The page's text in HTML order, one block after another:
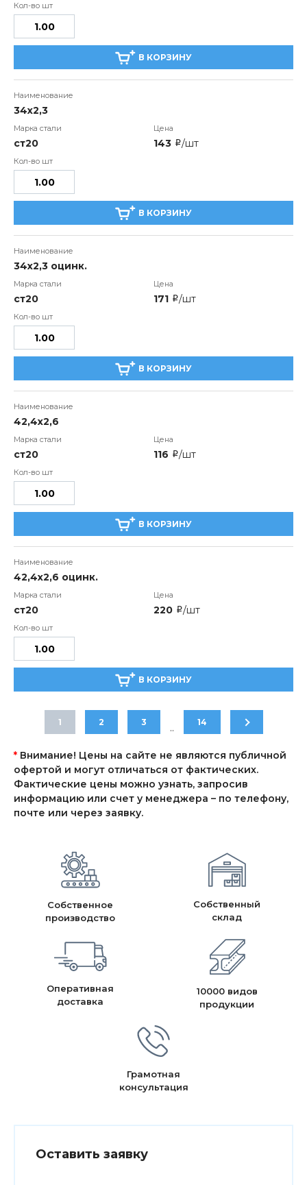
В КОРЗИНУ
34x2,3
ст20 143 i/шт
В КОРЗИНУ
34x2,3 оцинк.
ст20 171 i/шт
В КОРЗИНУ
42,4х2,6
ст20 116 i/шт
В КОРЗИНУ
42,4х2,6 оцинк.
ст20 220 i/шт
В КОРЗИНУ
1 2 3 .. 14
* Внимание! Цены на сайте не являются публичной
офертой и могут отличаться от фактических.
Фактические цены можно узнать, запросив
информацию или счет у менеджера – по телефону,
почте или через заявку.
Собственное
производство
Собственный
склад
Оперативная
доставка
10000 видов
продукции
Грамотная
консультация
Оставить заявку